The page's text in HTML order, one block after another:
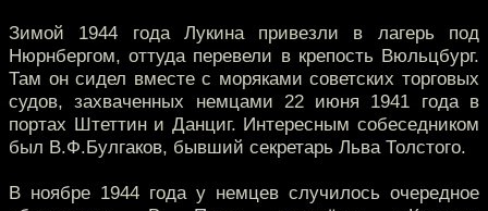
Зимой 1944 года Лукина привезли в лагерь под
Нюрнбергом, оттуда перевели в крепость Вюльцбург.
Там он сидел вместе с моряками советских торговых
судов, захваченных немцами 22 июня 1941 года в
портах Штеттин и Данциг. Интересным собеседником
был В.Ф.Булгаков, бывший секретарь Льва Толстого.
В ноябре 1944 года у немцев случилось очередное